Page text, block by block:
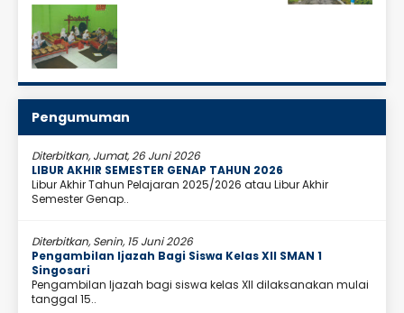
Pengumuman
Diterbitkan, Jumat, 26 Juni 2026
LIBUR AKHIR SEMESTER GENAP TAHUN 2026
Libur Akhir Tahun Pelajaran 2025/2026 atau Libur Akhir
Semester Genap..
Diterbitkan, Senin, 15 Juni 2026
Pengambilan Ijazah Bagi Siswa Kelas XII SMAN 1
Singosari
Pengambilan Ijazah bagi siswa kelas XII dilaksanakan mulai
tanggal 15..